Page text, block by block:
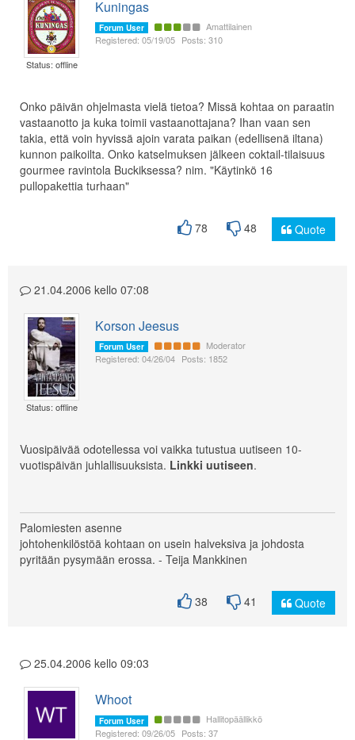
Status: offline
Kuningas
Forum User
Amattilainen
Registered: 05/19/05 Posts: 310
Onko päivän ohjelmasta vielä tietoa? Missä kohtaa on paraatin
vastaanotto ja kuka toimii vastaanottajana? Ihan vaan sen
takia, että voin hyvissä ajoin varata paikan (edellisenä iltana)
kunnon paikoilta. Onko katselmuksen jälkeen coktail-tilaisuus
gourmee ravintola Buckiksessa? nim. "Käytinkö 16
pullopakettia turhaan"
78 48 Quote
21.04.2006 kello 07:08
Status: offline
Korson Jeesus
Forum User
Moderator
Registered: 04/26/04 Posts: 1852
Vuosipäivää odotellessa voi vaikka tutustua uutiseen 10-
vuotispäivän juhlallisuuksista. Linkki uutiseen.
Palomiesten asenne
johtohenkilöstöä kohtaan on usein halveksiva ja johdosta
pyritään pysymään erossa. - Teija Mankkinen
38 41 Quote
25.04.2006 kello 09:03
Whoot
Forum User
Hallitopäällikkö
Registered: 09/26/05 Posts: 37